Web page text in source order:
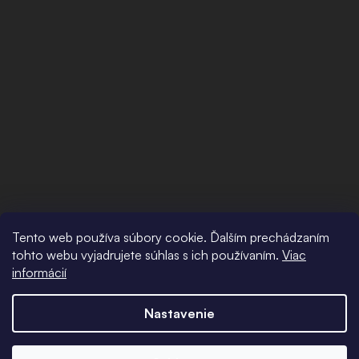
Tento web používa súbory cookie. Ďalším prechádzaním
tohto webu vyjadrujete súhlas s ich používaním. Viac
informácií
Nastavenie